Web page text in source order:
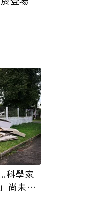
科學家
尚未出